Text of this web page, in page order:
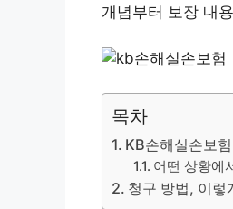
개념부터 보장 내
목차
KB손해실손보
어떤 상황에
청구 방법, 이렇